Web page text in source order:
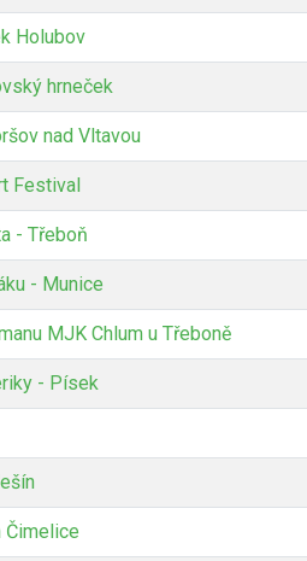
Holubov
hrneček
nad Vltavou
Festival
- Třeboň
- Munice
MJK Chlum u Třeboně
- Písek
Čimelice